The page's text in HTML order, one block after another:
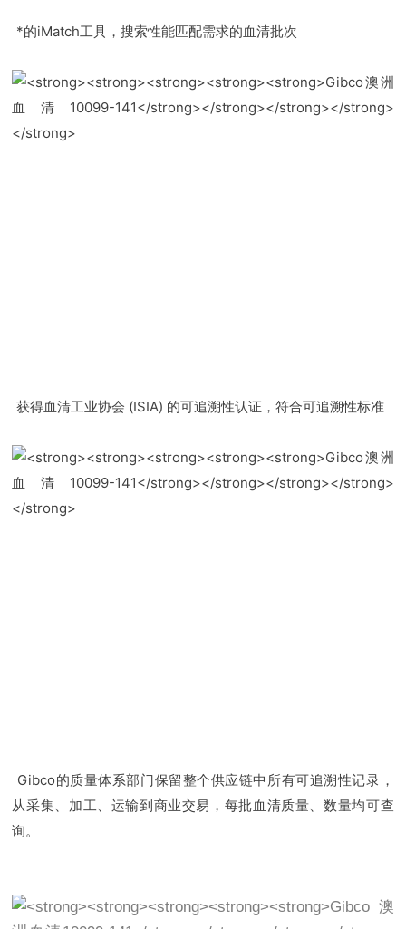
*的iMatch工具，搜索性能匹配需求的血清批次
获得血清工业协会 (ISIA) 的可追溯性认证，符合可追溯性标准
Gibco的质量体系部门保留整个供应链中所有可追溯性记录，
从采集、加工、运输到商业交易，每批血清质量、数量均可查
询。